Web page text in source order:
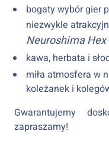
bogaty wybór gier
niezwykle
Neuroshima Hex
kawa, herbata i
miła atmosfera w
koleżanek i
Gwarantujemy
zapraszamy!